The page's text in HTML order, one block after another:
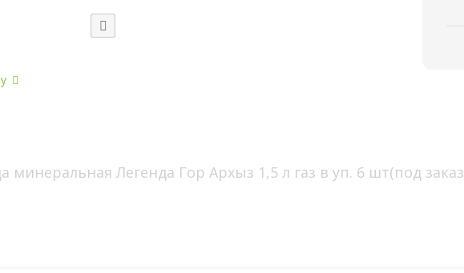
минеральная Легенда Гор Архыз 1,5 л газ в уп. 6 шт(под